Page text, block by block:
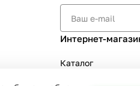
Интернет-
Каталог